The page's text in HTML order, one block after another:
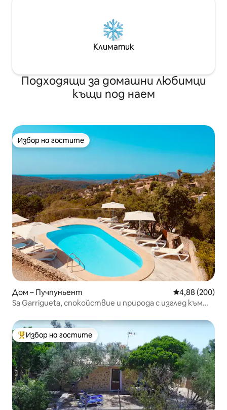
Климатик
Подходящи за домашни любимци
къщи под наем
Избор на гостите
Избор на гостите
Дом – Пучпуньент Средна
4,88 (200)
Sa Garrigueta, спокойствие и природа с изглед към
Най-популярен избор на гостите
Избор на гостите